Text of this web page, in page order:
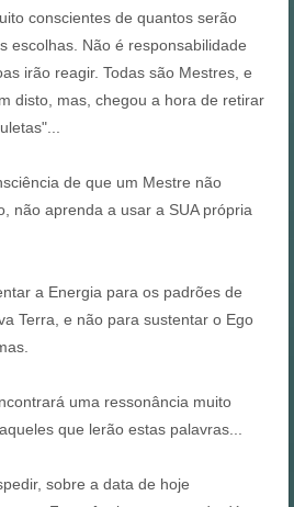
conscientes de quantos serão
escolhas. Não é responsabilidade
irão reagir. Todas são Mestres, e
disto, mas, chegou a hora de retirar
de que um Mestre não
não aprenda a usar a SUA própria
a Energia para os padrões de
Terra, e não para sustentar o Ego
uma ressonância muito
que lerão estas palavras...
sobre a data de hoje